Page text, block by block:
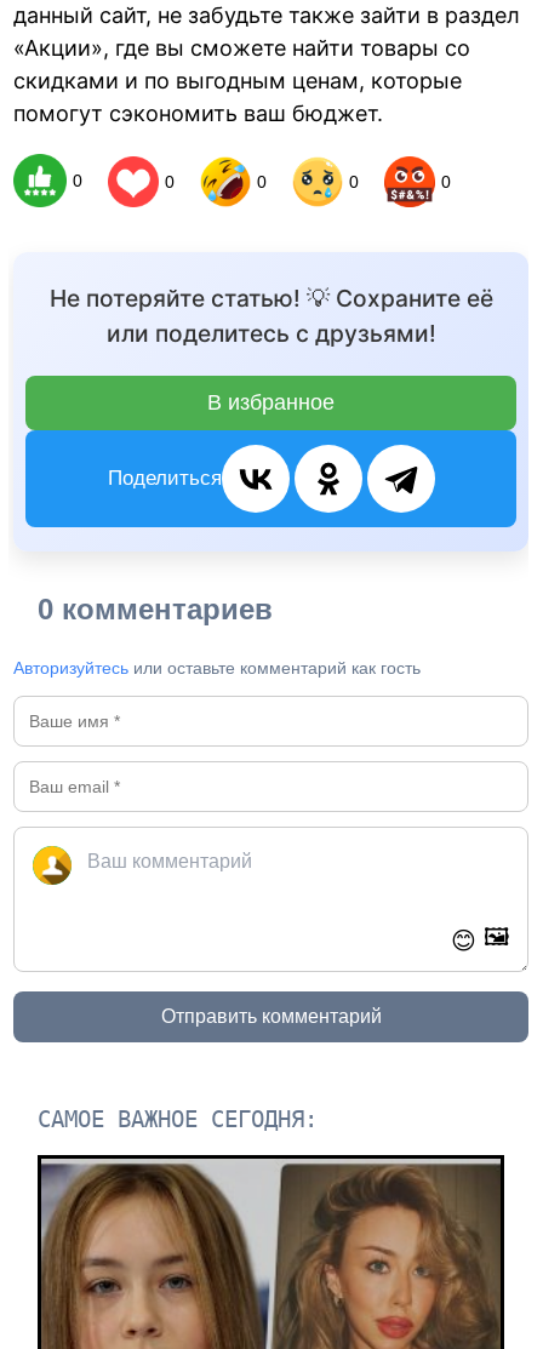
данный сайт, не забудьте также зайти в раздел
«Акции», где вы сможете найти товары со
скидками и по выгодным ценам, которые
помогут сэкономить ваш бюджет.
0 0 0 0 0
Не потеряйте статью! 💡 Сохраните её
или поделитесь с друзьями!
В избранное
Поделиться
0 комментариев
Авторизуйтесь или оставьте комментарий как гость
😊 🖼️
Отправить комментарий
САМОЕ ВАЖНОЕ СЕГОДНЯ: